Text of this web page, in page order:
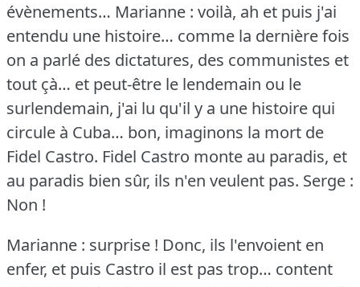
évènements… Marianne : voilà, ah et puis j'ai
entendu une histoire… comme la dernière fois
on a parlé des dictatures, des communistes et
tout çà… et peut-être le lendemain ou le
surlendemain, j'ai lu qu'il y a une histoire qui
circule à Cuba… bon, imaginons la mort de
Fidel Castro. Fidel Castro monte au paradis, et
au paradis bien sûr, ils n'en veulent pas. Serge :
Non !
Marianne : surprise ! Donc, ils l'envoient en
enfer, et puis Castro il est pas trop… content